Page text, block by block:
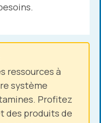
ressources à
système
Profitez
des produits de